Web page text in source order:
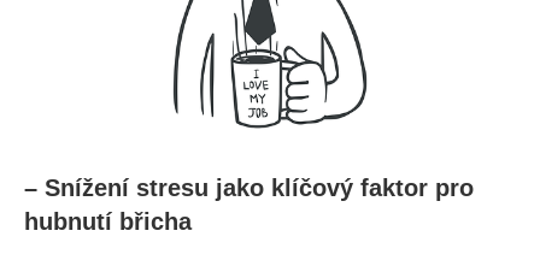
– ⁣Snížení‌ stresu jako klíčový ⁣faktor pro ​
hubnutí břicha